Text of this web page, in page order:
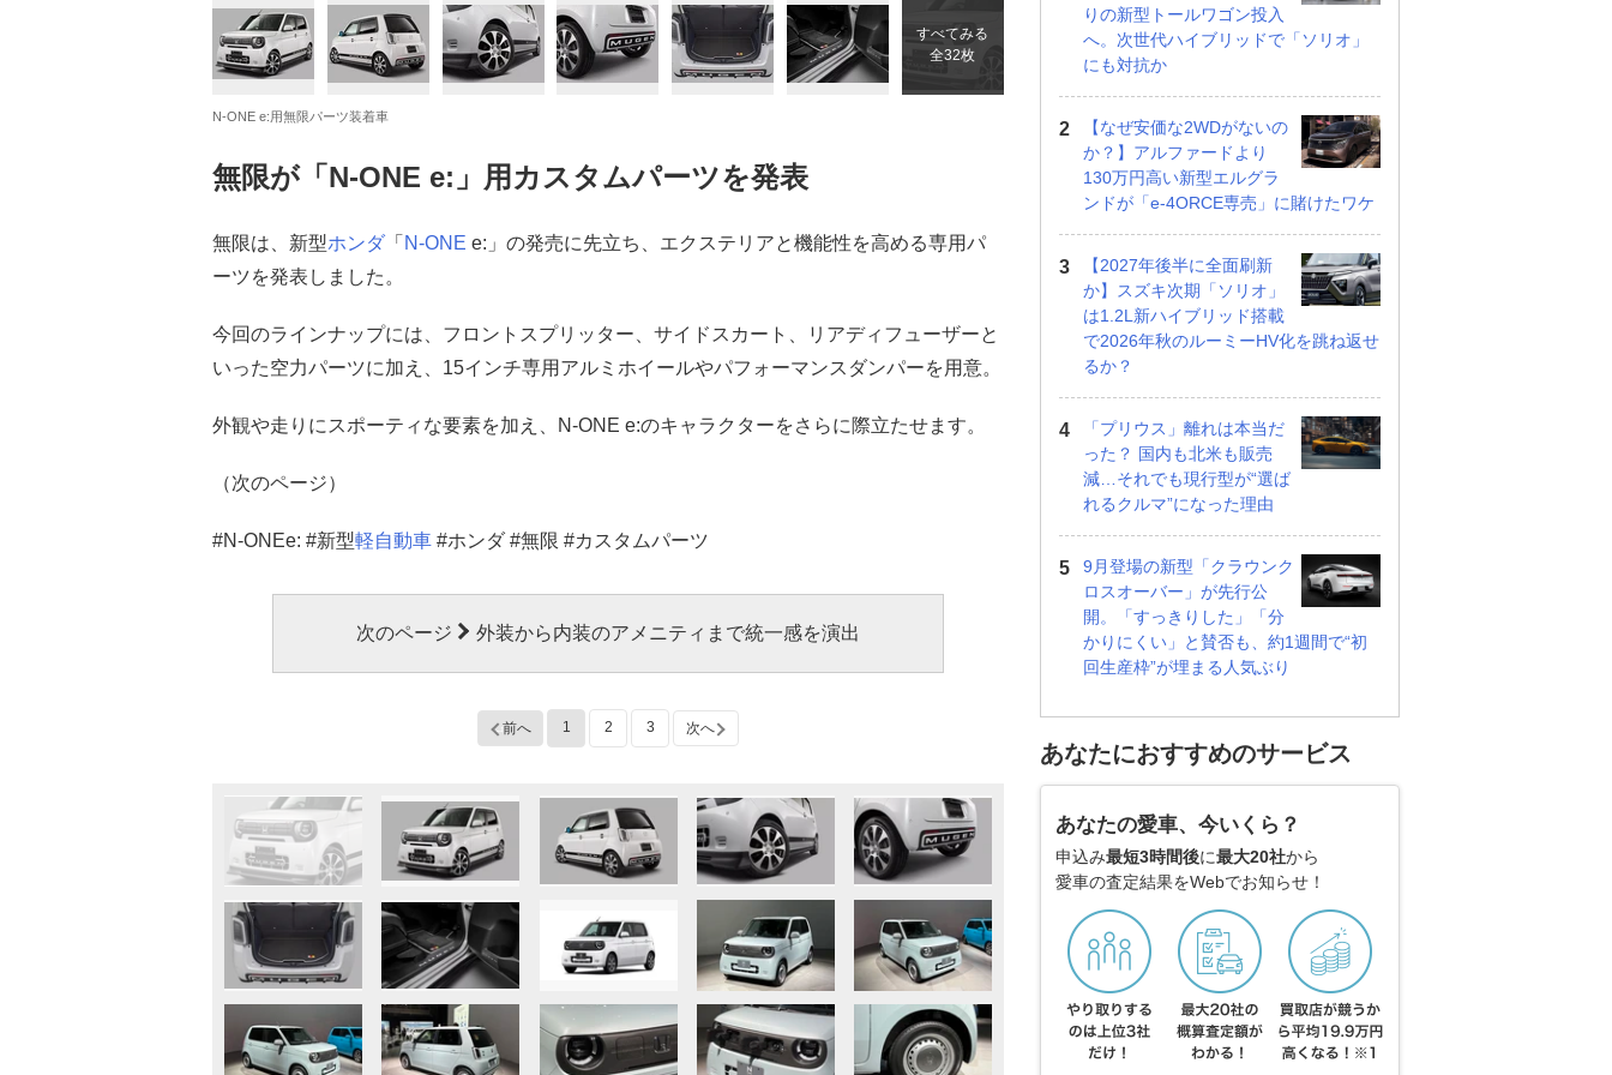
すべてみる
全32枚
N-ONE e:用無限パーツ装着車
無限が「N-ONE e:」用カスタムパーツを発表
無限は、新型ホンダ 「 N-ONE e:」の発売に先立ち、エクステリアと機能性を高める専用パ
ーツを発表しました。
今回のラインナップには、フロントスプリッター、サイドスカート、リアディフューザーと
いった空力パーツに加え、15インチ専用アルミホイールやパフォーマンスダンパーを用意。
外観や走りにスポーティな要素を加え、N-ONE e:のキャラクターをさらに際立たせます。
（次のページ）
#N-ONEe: #新型軽自動車 #ホンダ #無限 #カスタムパーツ
次のページ 外装から内装のアメニティまで統一感を演出
前へ 1 2 3 次へ
りの新型トールワゴン投入
へ。次世代ハイブリッドで「ソリオ」
にも対抗か
【なぜ安価な2WDがないの
か？】アルファードより
130万円高い新型エルグラ
ンドが「e-4ORCE専売」に賭けたワケ
【2027年後半に全面刷新
か】スズキ次期「ソリオ」
は1.2L新ハイブリッド搭載
で2026年秋のルーミーHV化を跳ね返せ
るか？
「プリウス」離れは本当だ
った？ 国内も北米も販売
減…それでも現行型が“選ば
れるクルマ”になった理由
9月登場の新型「クラウンク
ロスオーバー」が先行公
開。「すっきりした」「分
かりにくい」と賛否も、約1週間で“初
回生産枠”が埋まる人気ぶり
あなたにおすすめのサービス
あなたの愛車、今いくら？
申込み最短3時間後に最大20社から
愛車の査定結果をWebでお知らせ！